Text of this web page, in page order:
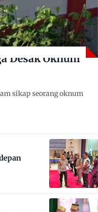
Desak Oknum
sikap seorang oknum